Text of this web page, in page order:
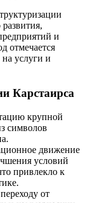
и
отмечается
услуги и
Карстаирса
крупной
символов
движение
условий
привлекло к
от